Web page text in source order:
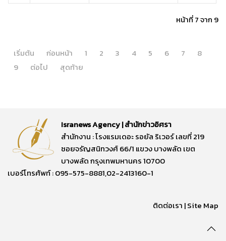
หน้าที่ 7 จาก 9
เริ่มต้น ก่อนหน้า 1 2 3 4 5 6 7
8
9
ต่อไป สุดท้าย
Isranews Agency | สำนักข่าวอิศรา
สำนักงาน : โรงแรมเดอะ รอยัล ริเวอร์ เลขที่ 219
ซอยจรัญสนิทวงศ์ 66/1 แขวง บางพลัด เขต
บางพลัด กรุงเทพมหานคร 10700
เบอร์โทรศัพท์ : 095-575-8881,02-2413160-1
ติดต่อเรา |Site Map